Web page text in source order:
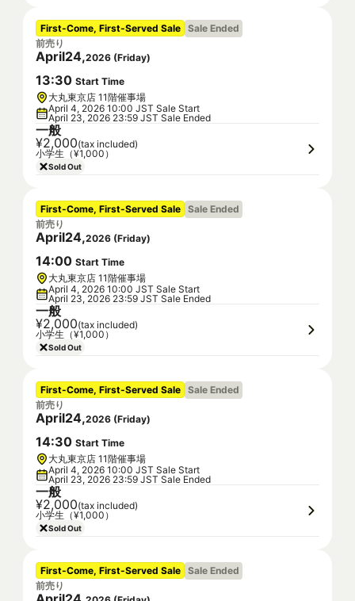
First-Come, First-Served Sale Sale Ended
前売り
April24,2026 (Friday)
13:30 Start Time
大丸東京店 11階催事場
April 4, 2026 10:00 JST Sale Start
April 23, 2026 23:59 JST Sale Ended
一般
¥2,000(tax included)
小学生（¥1,000）
Sold Out
First-Come, First-Served Sale Sale Ended
前売り
April24,2026 (Friday)
14:00 Start Time
大丸東京店 11階催事場
April 4, 2026 10:00 JST Sale Start
April 23, 2026 23:59 JST Sale Ended
一般
¥2,000(tax included)
小学生（¥1,000）
Sold Out
First-Come, First-Served Sale Sale Ended
前売り
April24,2026 (Friday)
14:30 Start Time
大丸東京店 11階催事場
April 4, 2026 10:00 JST Sale Start
April 23, 2026 23:59 JST Sale Ended
一般
¥2,000(tax included)
小学生（¥1,000）
Sold Out
First-Come, First-Served Sale Sale Ended
前売り